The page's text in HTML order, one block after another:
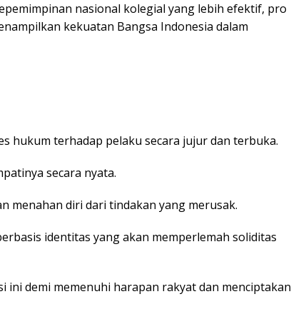
nasional kolegial yang lebih efektif, pro
kekuatan Bangsa Indonesia dalam
hukum terhadap pelaku secara jujur dan terbuka.
secara nyata.
menahan diri dari tindakan yang merusak.
identitas yang akan memperlemah soliditas
ini demi memenuhi harapan rakyat dan menciptakan